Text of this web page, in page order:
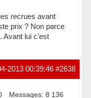
recrues avant
prix ? Non parce
Avant lui c'est
#2638
2013 00:39:46
Messages: 8 136